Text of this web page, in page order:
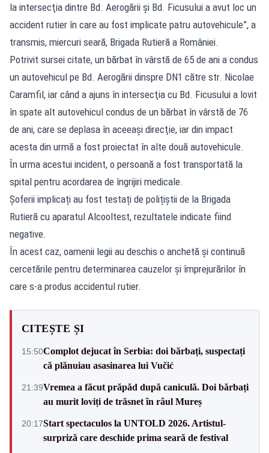
la intersecţia dintre Bd. Aerogării şi Bd. Ficusului a avut loc un
accident rutier în care au fost implicate patru autovehicule”, a
transmis, miercuri seară, Brigada Rutieră a României.
Potrivit sursei citate, un bărbat în vârstă de 65 de ani a condus
un autovehicul pe Bd. Aerogării dinspre DN1 către str. Nicolae
Caramfil, iar când a ajuns în intersecţia cu Bd. Ficusului a lovit
în spate alt autovehicul condus de un bărbat în vârstă de 76
de ani, care se deplasa în aceeaşi direcţie, iar din impact
acesta din urmă a fost proiectat în alte două autovehicule.
În urma acestui incident, o persoană a fost transportată la
spital pentru acordarea de îngrijiri medicale.
Șoferii implicați au fost testați de polițiștii de la Brigada
Rutieră cu aparatul Alcooltest, rezultatele indicate fiind
negative.
În acest caz, oamenii legii au deschis o anchetă și continuă
cercetările pentru determinarea cauzelor şi împrejurărilor în
care s-a produs accidentul rutier.
CITEȘTE ȘI
15:50Complot dejucat în Serbia: doi bărbați, suspectați
că plănuiau asasinarea lui Vučić
21:39Vremea a făcut prăpăd după caniculă. Doi bărbați
au murit loviți de trăsnet în râul Mureș
20:17Start spectaculos la UNTOLD 2026. Artistul-
surpriză care deschide prima seară de festival